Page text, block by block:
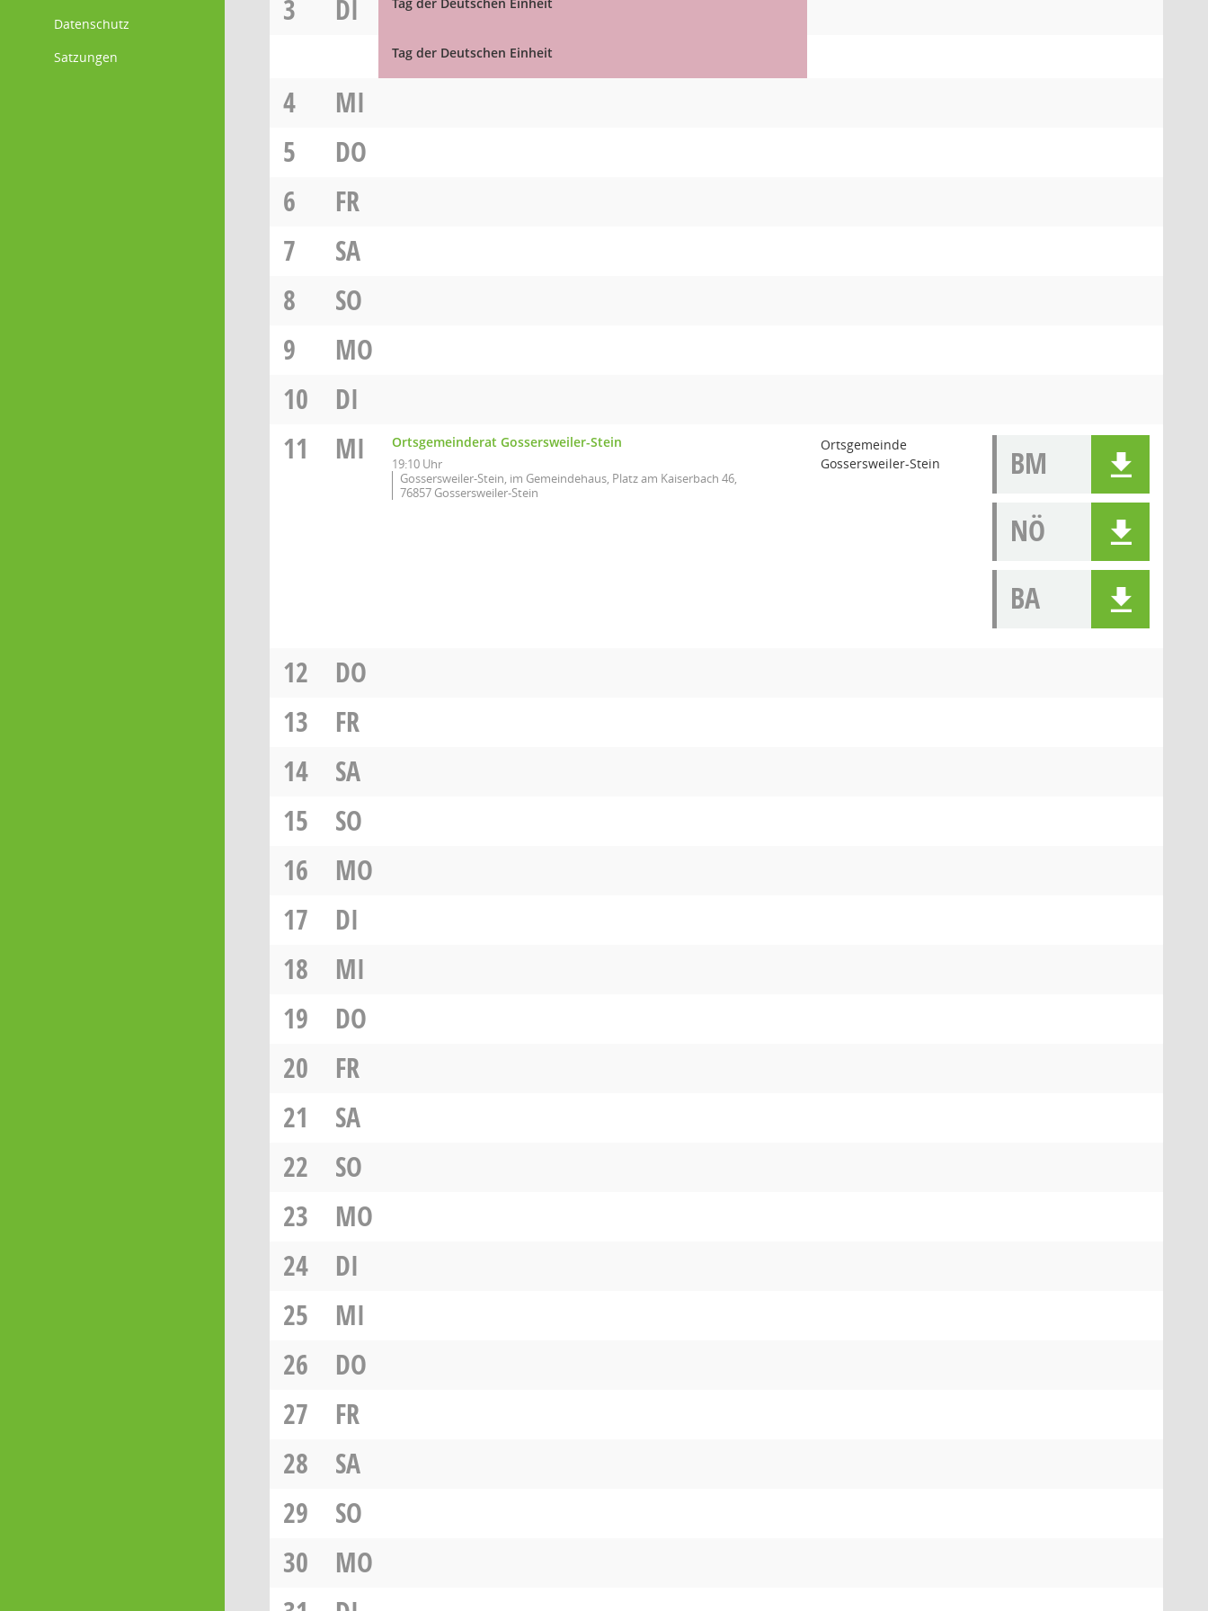
Datenschutz
Satzungen
3
DI
Tag der Deutschen Einheit
4
MI
5
DO
6
FR
7
SA
8
SO
9
MO
10
DI
11
MI Ortsgemeinderat Gossersweiler-Stein
19:10 Uhr
Gossersweiler-Stein, im Gemeindehaus, Platz am Kaiserbach 46,
76857 Gossersweiler-Stein
Ortsgemeinde
Gossersweiler-Stein
BM
NÖ
BA
12
DO
13
FR
14
SA
15
SO
16
MO
17
DI
18
MI
19
DO
20
FR
21
SA
22
SO
23
MO
24
DI
25
MI
26
DO
27
FR
28
SA
29
SO
30
MO